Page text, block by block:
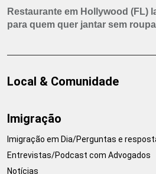
Restaurante em Hollywood (FL)
para quem quer jantar sem
Local & Comunidade
Imigração
Imigração em Dia/Perguntas e
Entrevistas/Podcast com Advogados
Notícias